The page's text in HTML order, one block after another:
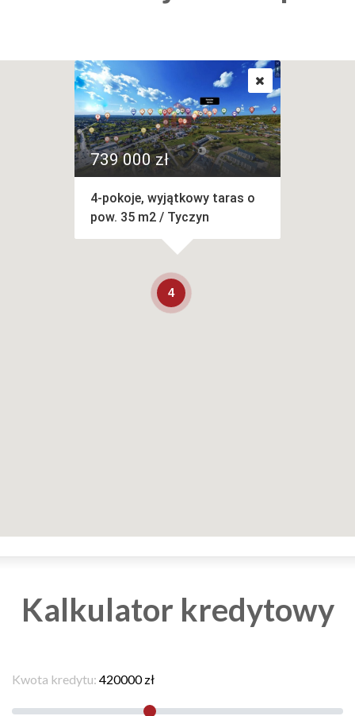
4
739 000 zł
4-pokoje, wyjątkowy taras o
pow. 35 m2 / Tyczyn
Kalkulator kredytowy
Kwota kredytu: 420000 zł